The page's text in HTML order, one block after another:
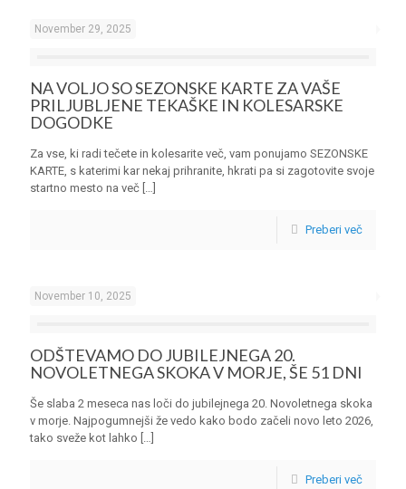
November 29, 2025
NA VOLJO SO SEZONSKE KARTE ZA VAŠE
PRILJUBLJENE TEKAŠKE IN KOLESARSKE
DOGODKE
Za vse, ki radi tečete in kolesarite več, vam ponujamo SEZONSKE
KARTE, s katerimi kar nekaj prihranite, hkrati pa si zagotovite svoje
startno mesto na več […]
Preberi več
November 10, 2025
ODŠTEVAMO DO JUBILEJNEGA 20.
NOVOLETNEGA SKOKA V MORJE, ŠE 51 DNI
Še slaba 2 meseca nas loči do jubilejnega 20. Novoletnega skoka
v morje. Najpogumnejši že vedo kako bodo začeli novo leto 2026,
tako sveže kot lahko […]
Preberi več